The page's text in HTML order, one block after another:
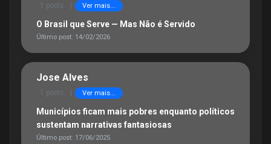
1 posts Ver mais...
O Brasil que Serve — Mas Não é Servido
Último post: 14/02/2026
Jose Alves
1 posts Ver mais...
Municípios ficam mais pobres enquanto políticos
sustentam narrativas fantasiosas
Último post: 17/06/2025